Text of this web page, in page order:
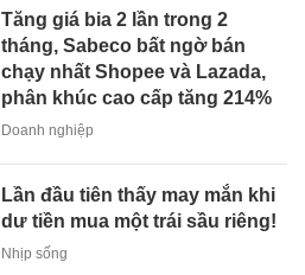
Tăng giá bia 2 lần trong 2
tháng, Sabeco bất ngờ bán
chạy nhất Shopee và Lazada,
phân khúc cao cấp tăng 214%
Doanh nghiệp
Lần đầu tiên thấy may mắn khi
dư tiền mua một trái sầu riêng!
Nhịp sống